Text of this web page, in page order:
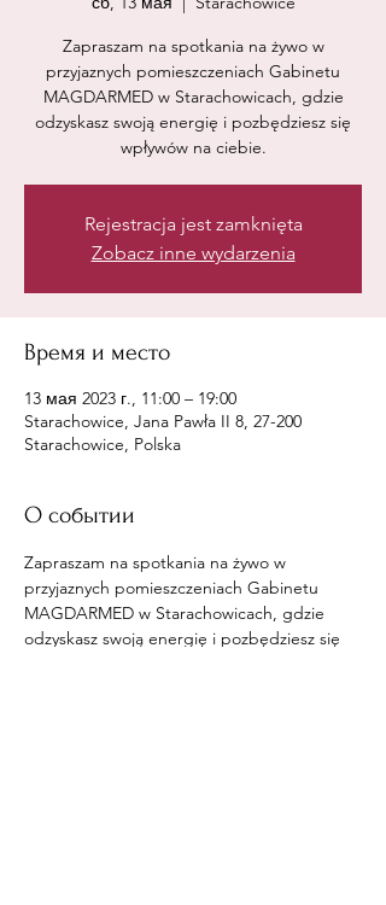
Zapraszam na spotkania na żywo w
przyjaznych pomieszczeniach Gabinetu
MAGDARMED w Starachowicach, gdzie
odzyskasz swoją energię i pozbędziesz się
wpływów na ciebie.
Rejestracja jest zamknięta
Zobacz inne wydarzenia
Время и место
13 мая 2023 г., 11:00 – 19:00
Starachowice, Jana Pawła II 8, 27-200
Starachowice, Polska
О событии
Zapraszam na spotkania na żywo w
przyjaznych pomieszczeniach Gabinetu
MAGDARMED w Starachowicach, gdzie
odzyskasz swoją energię i pozbędziesz się